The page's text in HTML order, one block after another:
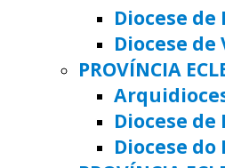
Diocese
Diocese de
PROVÍNCIA
Diocese de
Diocese do